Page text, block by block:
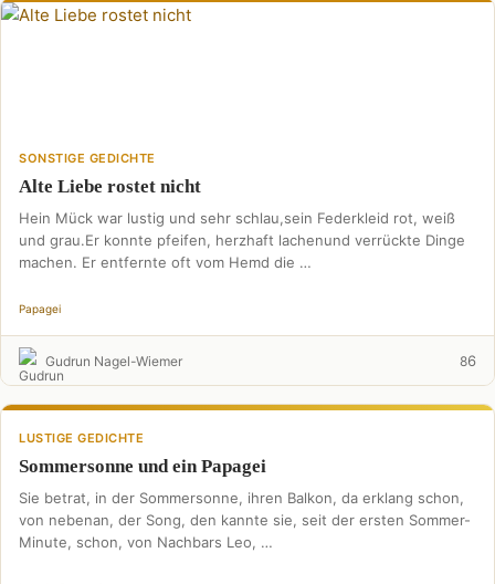
SONSTIGE GEDICHTE
Alte Liebe rostet nicht
Hein Mück war lustig und sehr schlau,sein Federkleid rot, weiß
und grau.Er konnte pfeifen, herzhaft lachenund verrückte Dinge
machen. Er entfernte oft vom Hemd die …
Papagei
Gudrun Nagel-Wiemer 86
LUSTIGE GEDICHTE
Sommersonne und ein Papagei
Sie betrat, in der Sommersonne, ihren Balkon, da erklang schon,
von nebenan, der Song, den kannte sie, seit der ersten Sommer-
Minute, schon, von Nachbars Leo, …